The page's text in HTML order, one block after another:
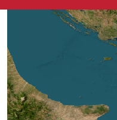
Il tarantismo degli